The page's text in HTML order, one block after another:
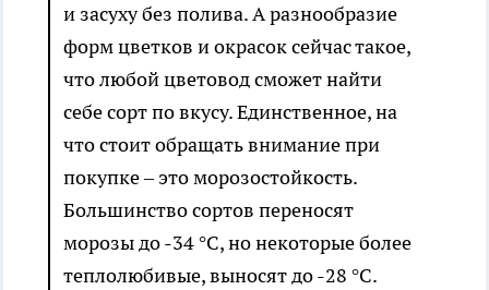
и засуху без полива. А разнообразие
форм цветков и окрасок сейчас такое,
что любой цветовод сможет найти
себе сорт по вкусу. Единственное, на
что стоит обращать внимание при
покупке – это морозостойкость.
Большинство сортов переносят
морозы до -34 °С, но некоторые более
теплолюбивые, выносят до -28 °С.